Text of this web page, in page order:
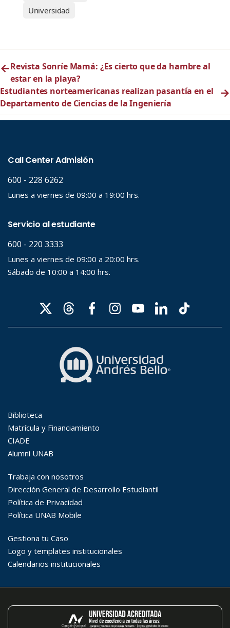
Universidad
←Revista Sonríe Mamá: ¿Es cierto que da hambre al
estar en la playa?
Estudiantes norteamericanas realizan pasantía en el
Departamento de Ciencias de la Ingeniería
→